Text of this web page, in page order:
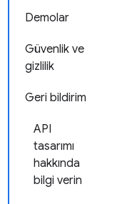
Demolar
Güvenlik ve
gizlilik
Geri bildirim
API
tasarımı
hakkında
bilgi verin